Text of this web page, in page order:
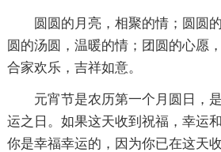
圆圆的月亮，相聚的情；圆圆
圆的汤圆，温暖的情；团圆的心愿
合家欢乐，吉祥如意。
元宵节是农历第一个月圆日，
运之日。如果这天收到祝福，幸运
你是幸福幸运的，因为你已在这天